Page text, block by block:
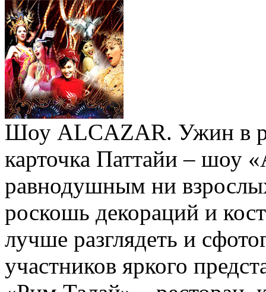
Шоу ALCAZAR. Ужин в
карточка Паттайи – шоу
равнодушным ни
роскошь декораций и
лучше разглядеть и
участников яркого